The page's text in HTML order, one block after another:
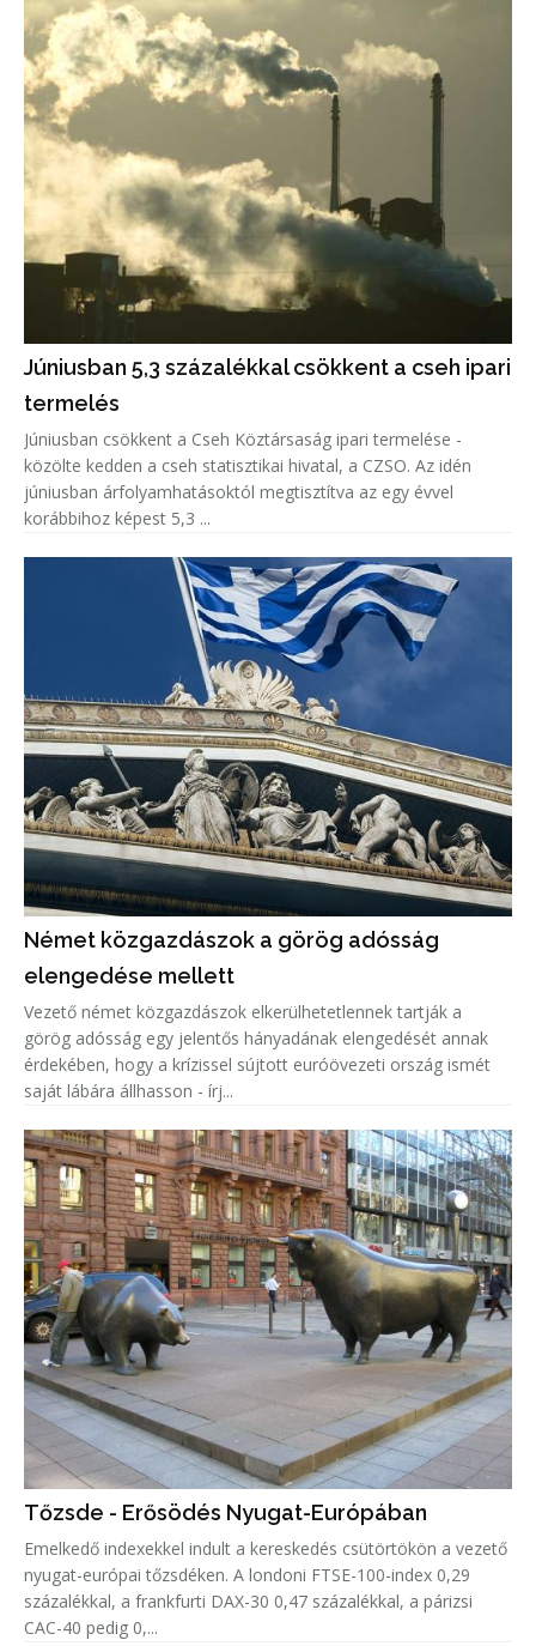
Júniusban 5,3 százalékkal csökkent a cseh ipari
termelés
Júniusban csökkent a Cseh Köztársaság ipari termelése -
közölte kedden a cseh statisztikai hivatal, a CZSO. Az idén
júniusban árfolyamhatásoktól megtisztítva az egy évvel
korábbihoz képest 5,3 ...
Német közgazdászok a görög adósság
elengedése mellett
Vezető német közgazdászok elkerülhetetlennek tartják a
görög adósság egy jelentős hányadának elengedését annak
érdekében, hogy a krízissel sújtott euróövezeti ország ismét
saját lábára állhasson - írj...
Tőzsde - Erősödés Nyugat-Európában
Emelkedő indexekkel indult a kereskedés csütörtökön a vezető
nyugat-európai tőzsdéken. A londoni FTSE-100-index 0,29
százalékkal, a frankfurti DAX-30 0,47 százalékkal, a párizsi
CAC-40 pedig 0,...